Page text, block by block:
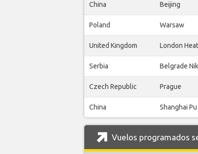
China Beijing
Poland Warsaw
United Kingdom London
Serbia Belgrade
Czech Republic Prague
China Shanghai
Vuelos programados